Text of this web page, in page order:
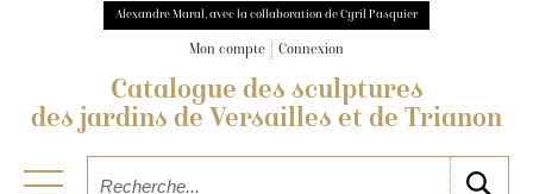
Alexandre Maral, avec la collaboration de Cyril Pasquier
Mon compte Connexion
Catalogue des sculptures
des jardins de Versailles et de Trianon